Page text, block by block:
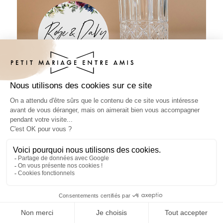
Sous-bock mariage Belladone